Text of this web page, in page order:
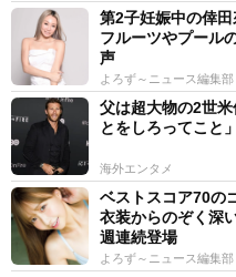
第2子妊娠中の倖
フルーツやプール
声
よろず～ニュース編集部
父は超大物の2世
とをしろってこと」
海外エンタメ
ベストスコア70の
衣装からのぞく深
週連続登場
よろず～ニュース編集部